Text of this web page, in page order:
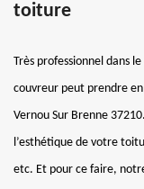
toiture
Très professionnel dans
couvreur peut prendre
Vernou Sur Brenne
l’esthétique de votre
etc. Et pour ce faire,